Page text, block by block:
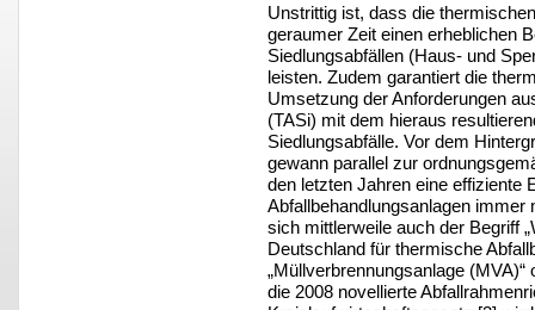
Unstrittig ist, dass die
geraumer Zeit einen erheblichen
Siedlungsabfällen (Haus- und
leisten. Zudem garantiert die
Umsetzung der Anforderungen
(TASi) mit dem hieraus
Siedlungsabfälle. Vor dem
gewann parallel zur
den letzten Jahren eine effiziente
Abfallbehandlungsanlagen immer
sich mittlerweile auch der Begriff
Deutschland für thermische
„Müllverbrennungsanlage
die 2008 novellierte